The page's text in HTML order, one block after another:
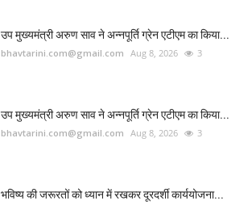
उप मुख्यमंत्री अरुण साव ने अन्नपूर्ति ग्रेन एटीएम का किया...
bhavtarini.com@gmail.com Aug 8, 2026 3
उप मुख्यमंत्री अरुण साव ने अन्नपूर्ति ग्रेन एटीएम का किया...
bhavtarini.com@gmail.com Aug 8, 2026 3
भविष्य की जरूरतों को ध्यान में रखकर दूरदर्शी कार्ययोजना...